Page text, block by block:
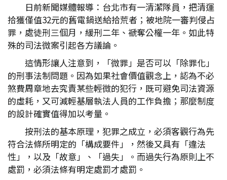
日前新聞媒體報導：台北市有一清潔隊員，把清運
拾獲僅值32元的舊電鍋送給拾荒者；被地院一審判侵占
罪，處徒刑三個月，緩刑二年、褫奪公權一年。如此特
殊的司法微案引起各方議論。
這情形讓人注意到，「微罪」是否可以「除罪化」
的刑事法制問題。因為如果社會價值觀念上，認為不必
煞費周章地去究責某些輕微的犯行，既可避免司法資源
的虛耗，又可減輕基層執法人員的工作負擔；那麼制度
的設計確實值得加以考量。
按刑法的基本原理，犯罪之成立，必須客觀行為先
符合法條所明定的「構成要件」，然後又具有「違法
性」，以及「故意」、「過失」。而過失行為原則上不
處罰，必須法條有明定處罰才處罰。